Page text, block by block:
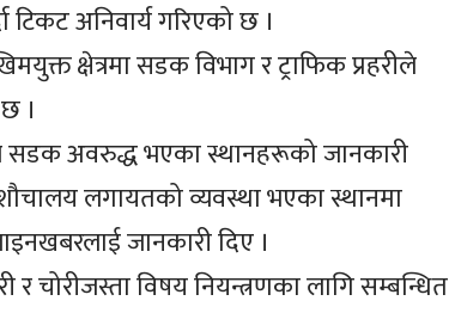
टिकट अनिवार्य गरिएको छ ।
क्षेत्रमा सडक विभाग र ट्राफिक प्रहरीले
।
सडक अवरुद्ध भएका स्थानहरूको जानकारी
शौचालय लगायतको व्यवस्था भएका स्थानमा
जानकारी दिए ।
चोरीजस्ता विषय नियन्त्रणका लागि सम्बन्धित